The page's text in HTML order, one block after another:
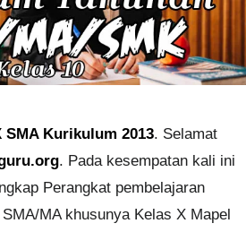
SMA Kurikulum 2013. Selamat
. Pada kesempatan kali ini
Perangkat pembelajaran
MA khusunya Kelas X Mapel